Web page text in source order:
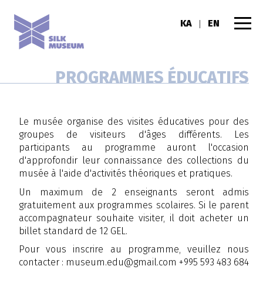
KA | EN
PROGRAMMES ÉDUCATIFS
Le musée organise des visites éducatives pour des
groupes de visiteurs d'âges différents. Les
participants au programme auront l'occasion
d'approfondir leur connaissance des collections du
musée à l'aide d'activités théoriques et pratiques.
Un maximum de 2 enseignants seront admis
gratuitement aux programmes scolaires. Si le parent
accompagnateur souhaite visiter, il doit acheter un
billet standard de 12 GEL.
Pour vous inscrire au programme, veuillez nous
contacter : museum.edu@gmail.com +995 593 483 684